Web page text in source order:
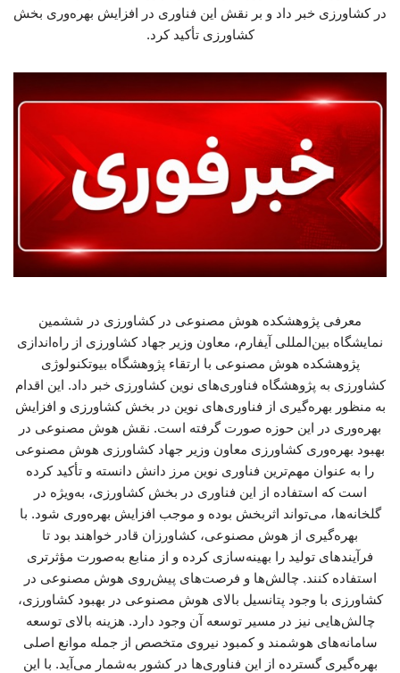
در کشاورزی خبر داد و بر نقش این فناوری در افزایش بهره‌وری بخش
کشاورزی تأکید کرد.
معرفی پژوهشکده هوش مصنوعی در کشاورزی در ششمین
نمایشگاه بین‌المللی آیفارم، معاون وزیر جهاد کشاورزی از راه‌اندازی
پژوهشکده هوش مصنوعی با ارتقاء پژوهشگاه بیوتکنولوژی
کشاورزی به پژوهشگاه فناوری‌های نوین کشاورزی خبر داد. این اقدام
به منظور بهره‌گیری از فناوری‌های نوین در بخش کشاورزی و افزایش
بهره‌وری در این حوزه صورت گرفته است. نقش هوش مصنوعی در
بهبود بهره‌وری کشاورزی معاون وزیر جهاد کشاورزی هوش مصنوعی
را به عنوان مهم‌ترین فناوری نوین مرز دانش دانسته و تأکید کرده
است که استفاده از این فناوری در بخش کشاورزی، به‌ویژه در
گلخانه‌ها، می‌تواند اثربخش بوده و موجب افزایش بهره‌وری شود. با
بهره‌گیری از هوش مصنوعی، کشاورزان قادر خواهند بود تا
فرآیندهای تولید را بهینه‌سازی کرده و از منابع به‌صورت مؤثرتری
استفاده کنند. چالش‌ها و فرصت‌های پیش‌روی هوش مصنوعی در
کشاورزی با وجود پتانسیل بالای هوش مصنوعی در بهبود کشاورزی،
چالش‌هایی نیز در مسیر توسعه آن وجود دارد. هزینه بالای توسعه
سامانه‌های هوشمند و کمبود نیروی متخصص از جمله موانع اصلی
بهره‌گیری گسترده از این فناوری‌ها در کشور به‌شمار می‌آید. با این